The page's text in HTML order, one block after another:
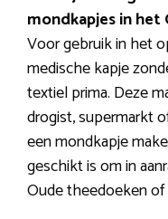
mondkapjes in het
Voor gebruik in het
medische kapje
textiel prima. Deze
drogist, supermarkt
een mondkapje
geschikt is om in
Oude theedoeken